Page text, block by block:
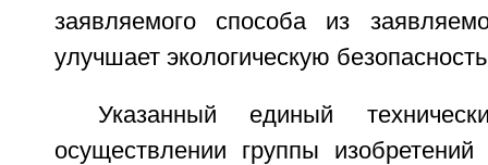
заявляемого способа из
улучшает экологическую
Указанный единый
осуществлении группы изобретений